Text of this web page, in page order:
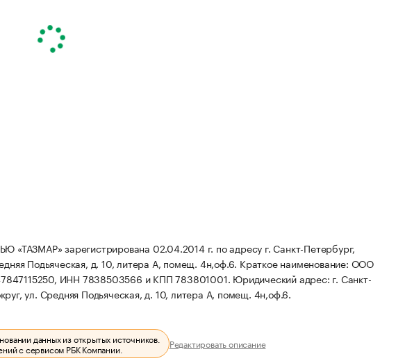
зарегистрирована 02.04.2014 г. по адресу г. Санкт-Петербург,
Подьяческая, д. 10, литера А, помещ. 4н,оф.6. Краткое наименование: ООО
ИНН 7838503566 и КПП 783801001. Юридический адрес: г. Санкт-
ул. Средняя Подьяческая, д. 10, литера А, помещ. 4н,оф.6.
данных из открытых источников.
с сервисом РБК Компании. Редактировать описание